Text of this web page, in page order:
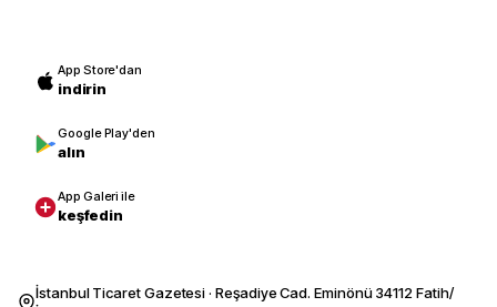
App Store'dan
indirin
Google Play'den
alın
App Galeri ile
keşfedin
İstanbul Ticaret Gazetesi · Reşadiye Cad. Eminönü 34112 Fatih/